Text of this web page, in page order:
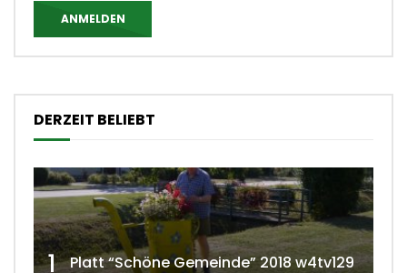
ANMELDEN
DERZEIT BELIEBT
1 Platt “Schöne Gemeinde” 2018 w4tv129